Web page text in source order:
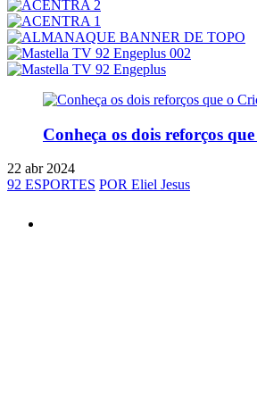
Conheça os dois reforços
22 abr 2024
92 ESPORTES POR Eliel Jesus